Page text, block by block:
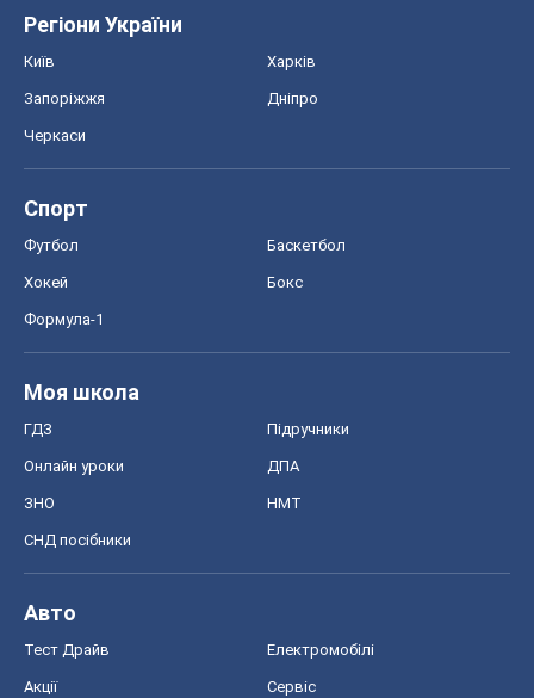
Регіони України
Київ Харків
Запоріжжя Дніпро
Черкаси
Спорт
Футбол Баскетбол
Хокей Бокс
Формула-1
Моя школа
ГДЗ Підручники
Онлайн уроки ДПА
ЗНО НМТ
СНД посібники
Авто
Тест Драйв Електромобілі
Акції Сервіс